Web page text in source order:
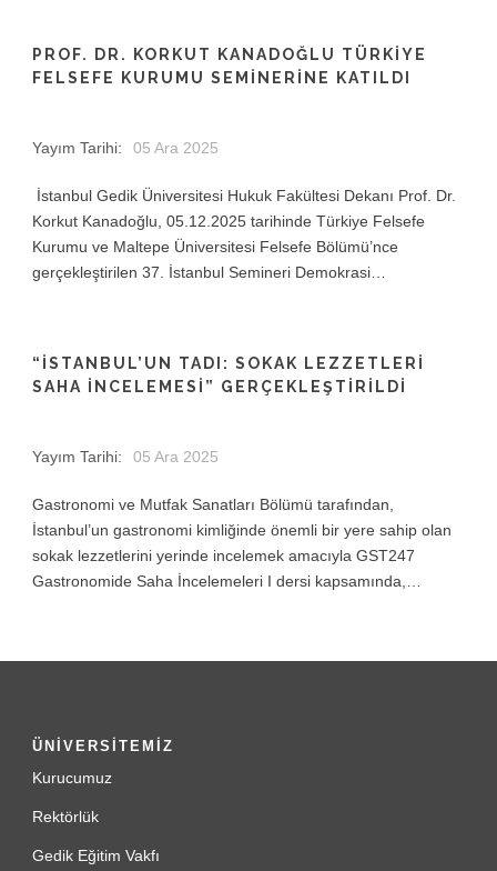
PROF. DR. KORKUT KANADOĞLU TÜRKİYE
FELSEFE KURUMU SEMİNERİNE KATILDI
Yayım Tarihi: 05 Ara 2025
İstanbul Gedik Üniversitesi Hukuk Fakültesi Dekanı Prof. Dr.
Korkut Kanadoğlu, 05.12.2025 tarihinde Türkiye Felsefe
Kurumu ve Maltepe Üniversitesi Felsefe Bölümü’nce
gerçekleştirilen 37. İstanbul Semineri Demokrasi…
“İSTANBUL’UN TADI: SOKAK LEZZETLERI
SAHA İNCELEMESI” GERÇEKLEŞTIRILDI
Yayım Tarihi: 05 Ara 2025
Gastronomi ve Mutfak Sanatları Bölümü tarafından,
İstanbul’un gastronomi kimliğinde önemli bir yere sahip olan
sokak lezzetlerini yerinde incelemek amacıyla GST247
Gastronomide Saha İncelemeleri I dersi kapsamında,…
ÜNİVERSİTEMİZ
Kurucumuz
Rektörlük
Gedik Eğitim Vakfı